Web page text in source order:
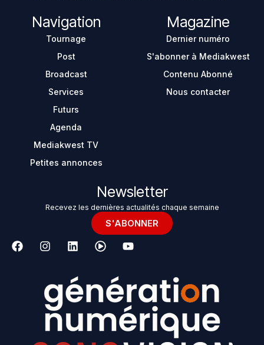
Navigation
Tournage
Post
Broadcast
Services
Futurs
Agenda
Mediakwest TV
Petites annonces
Magazine
Dernier numéro
S'abonner à Mediakwest
Contenu Abonné
Nous contacter
Newsletter
Recevez les dernières actualités chaque semaine
S'ABONNER